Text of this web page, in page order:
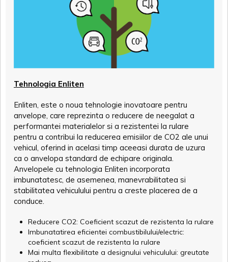
Tehnologia Enliten
Enliten, este o noua tehnologie inovatoare pentru
anvelope, care reprezinta o reducere de neegalat a
performantei materialelor si a rezistentei la rulare
pentru a contribui la reducerea emisiilor de CO2 ale unui
vehicul, oferind in acelasi timp aceeasi durata de uzura
ca o anvelopa standard de echipare originala.
Anvelopele cu tehnologia Enliten incorporata
imbunatatesc, de asemenea, manevrabilitatea si
stabilitatea vehiculului pentru a creste placerea de a
conduce.
Reducere CO2: Coeficient scazut de rezistenta la rulare
Imbunatatirea eficientei combustibilului/electric:
coeficient scazut de rezistenta la rulare
Mai multa flexibilitate a designului vehiculului: greutate